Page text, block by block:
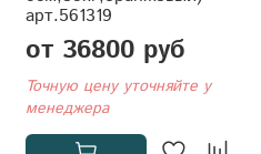
арт.561319
от 36800 руб
Точную цену уточняйте у
менеджера